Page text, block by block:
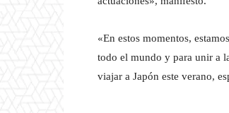
«En estos momentos,
todo el mundo y para unir a
viajar a Japón este verano,